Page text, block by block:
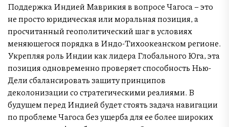
Поддержка Индией Маврикия в вопросе Чагоса – это
не просто юридическая или моральная позиция, а
просчитанный геополитический шаг в условиях
меняющегося порядка в Индо-Тихоокеанском регионе.
Укрепляя роль Индии как лидера Глобального Юга, эта
позиция одновременно проверяет способность Нью-
Дели сбалансировать защиту принципов
деколонизации со стратегическими реалиями. В
будущем перед Индией будет стоять задача навигации
по проблеме Чагоса без ущерба для ее более широких